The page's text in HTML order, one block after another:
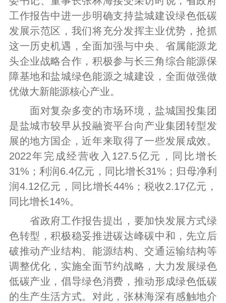
工作报告中进一步明确支持盐城建设绿色低碳
发展示范区，我们将充分发挥主业优势，抢抓
这一历史机遇，全面加强与中央、省属能源龙
头企业战略合作，积极参与长三角综合能源保
障基地和盐城绿色能源之城建设，全面做强做
优做大新能源核心产业。
面对复杂多变的市场环境，盐城国投集团
是盐城市较早从投融资平台向产业集团转型发
展的地方国企，近年来取得了一些发展成效。
2022年完成经营收入127.5亿元，同比增长
31%；利润6.4亿元，同比增长31%；归母净利
润4.12亿元，同比增长44%；税收2.17亿元，
同比增长14%。
省政府工作报告提出，要加快发展方式绿
色转型，积极稳妥推进碳达峰碳中和，先立后
破推动产业结构、能源结构、交通运输结构等
调整优化，实施全面节约战略，大力发展绿色
低碳产业，倡导绿色消费，推动形成绿色低碳
的生产生活方式。对此，张林海深有感触地介